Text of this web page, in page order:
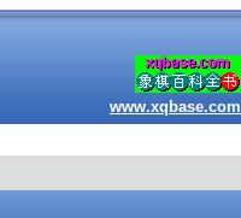
www.xqbase.com